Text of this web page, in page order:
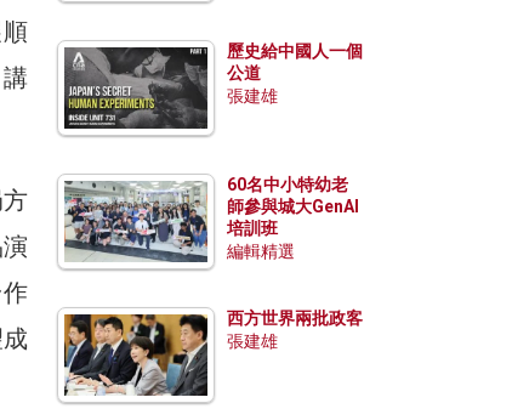
歷史給中國人一個
公道
張建雄
60名中小特幼老
師參與城大GenAI
培訓班
編輯精選
西方世界兩批政客
張建雄